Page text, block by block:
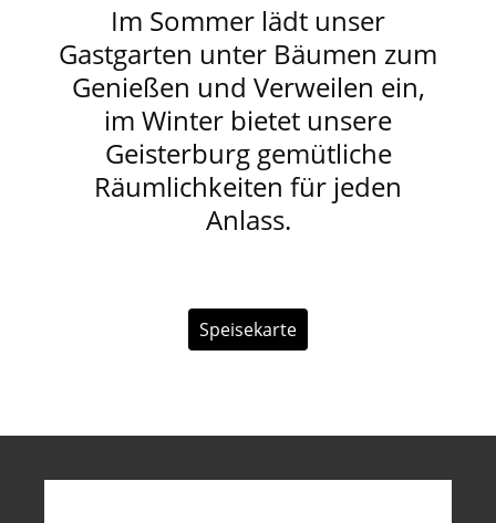
Im Sommer lädt unser
Gastgarten unter Bäumen zum
Genießen und Verweilen ein,
im Winter bietet unsere
Geisterburg gemütliche
Räumlichkeiten für jeden
Anlass.
Speisekarte